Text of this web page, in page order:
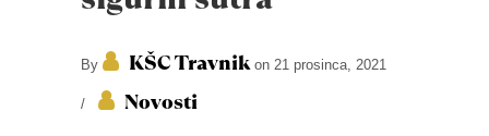
By KŠC Travnikon 21 prosinca, 2021
/ Novosti